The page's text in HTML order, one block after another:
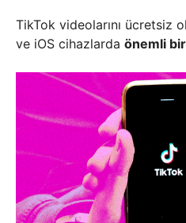
TikTok videolarını ücretsiz
ve iOS cihazlarda önemli